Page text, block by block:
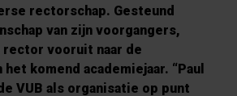
rectorschap. Gesteund
van zijn voorgangers,
rector vooruit naar de
komend academiejaar. “Paul
VUB als organisatie op punt